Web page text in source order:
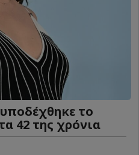
το
42 της χρόνια